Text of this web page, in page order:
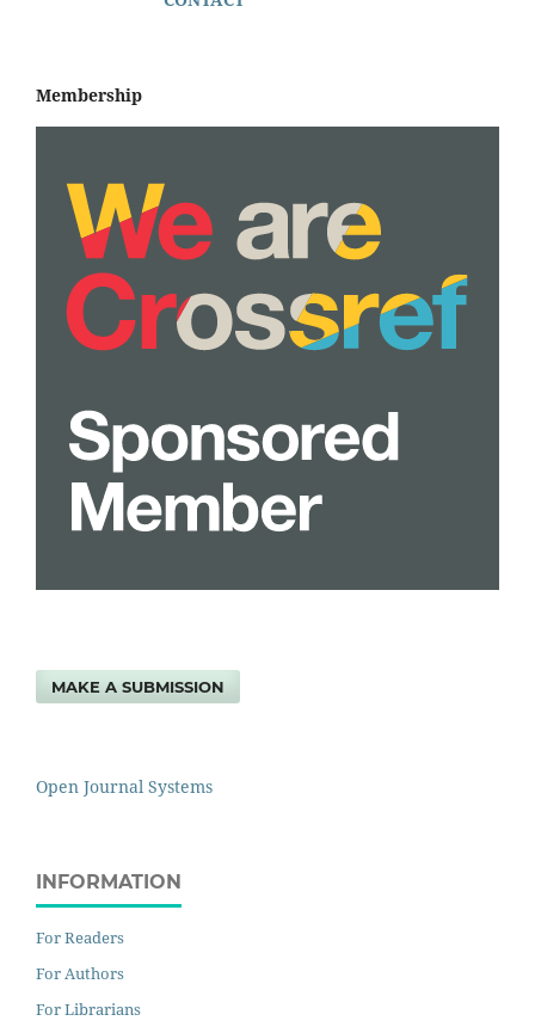
Membership
MAKE A SUBMISSION
Open Journal Systems
INFORMATION
For Readers
For Authors
For Librarians